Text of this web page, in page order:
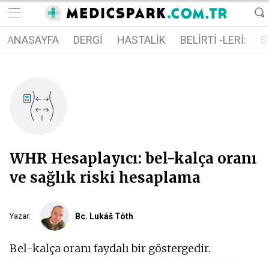
ANASAYFA DERGI HASTALIK BELIRTI -LERI:
WHR Hesaplayıcı: bel-kalça oranı
ve sağlık riski hesaplama
Yazar: Bc. Lukáš Tóth
Bel-kalça oranı faydalı bir göstergedir.